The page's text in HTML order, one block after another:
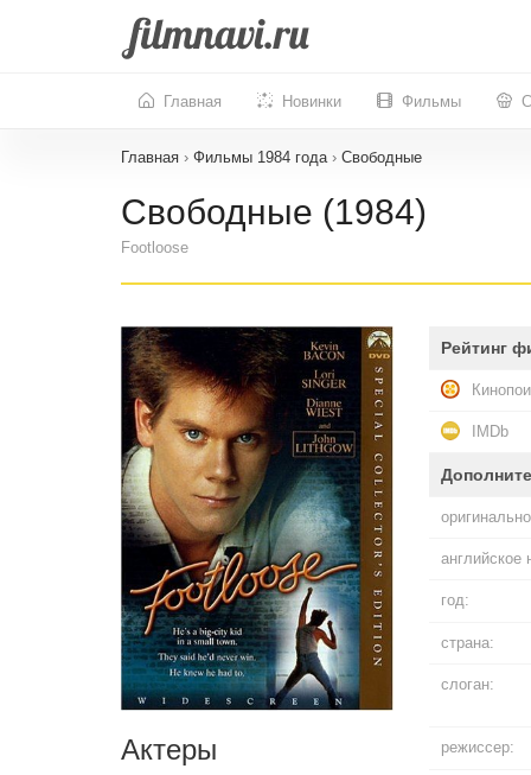
Главная Новинки Фильмы
Главная › Фильмы 1984 года › Свободные
Свободные (1984)
Footloose
Актеры
Рейтинг
IMDb
английское
год:
страна:
слоган:
режиссер: